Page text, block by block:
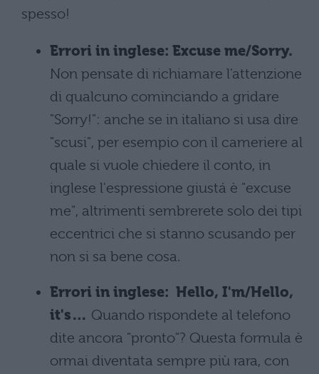
spesso!
Errori in inglese: Excuse me/Sorry.
Non pensate di richiamare l'attenzione
di qualcuno cominciando a gridare
"Sorry!": anche se in italiano si usa dire
"scusi", per esempio con il cameriere al
quale si vuole chiedere il conto, in
inglese l'espressione giustá è "excuse
me", altrimenti sembrerete solo dei tipi
eccentrici che si stanno scusando per
non si sa bene cosa.
Errori in inglese: Hello, I'm/Hello,
it's… Quando rispondete al telefono
dite ancora "pronto"? Questa formula è
ormai diventata sempre più rara, con